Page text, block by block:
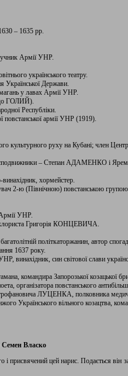
– 1635 рр.
Армії УНР.
українського театру.
Держави.
у лавах Армії УНР.
ГОЛИЙ).
Республіки.
армії УНР (1919).
культурного руху на Кубані; член
сподвижники – Степан АДАМЕНКО і
хормейстер.
2-ю (Північною) повстанською
УНР.
Григорія КОНЦЕВИЧА.
політкаторжанин, автор
1637 року.
винахідник, син світової слави
командира Запорозької козацької
повстанського
ЛУЦЕНКА, полковника
Українського вільного козацтва,
Семен Власко
присвячений цей нарис. Подається він